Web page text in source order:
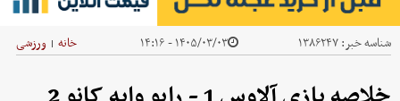
شناسه خبر:۱۳۸۶۲۴۷ ۱۴۰۵/۰۳/۰۳ - ۱۴:۱۶ خانه | ورزشی